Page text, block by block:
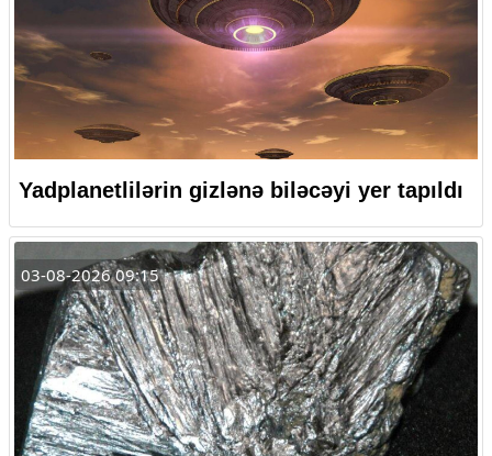
Yadplanetlilərin gizlənə biləcəyi yer tapıldı
03-08-2026 09:15